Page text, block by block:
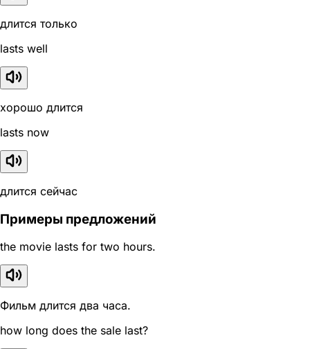
длится только
lasts well
хорошо длится
lasts now
длится сейчас
Примеры предложений
the movie lasts for two hours.
Фильм длится два часа.
how long does the sale last?